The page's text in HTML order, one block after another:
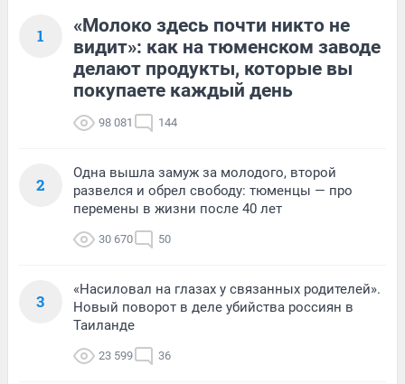
1
«Молоко здесь почти никто не
видит»: как на тюменском заводе
делают продукты, которые вы
покупаете каждый день
98 081 144
2
Одна вышла замуж за молодого, второй
развелся и обрел свободу: тюменцы — про
перемены в жизни после 40 лет
30 670 50
3
«Насиловал на глазах у связанных родителей».
Новый поворот в деле убийства россиян в
Таиланде
23 599 36